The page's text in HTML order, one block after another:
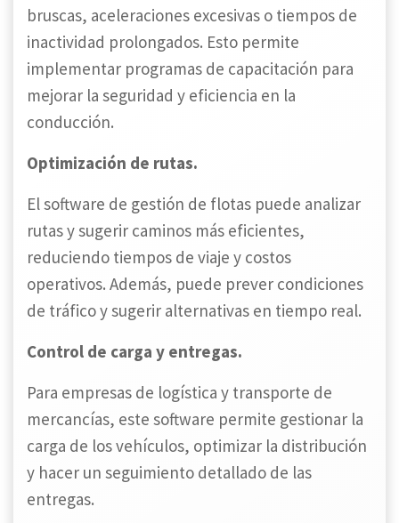
bruscas, aceleraciones excesivas o tiempos de
inactividad prolongados. Esto permite
implementar programas de capacitación para
mejorar la seguridad y eficiencia en la
conducción.
Optimización de rutas.
El software de gestión de flotas puede analizar
rutas y sugerir caminos más eficientes,
reduciendo tiempos de viaje y costos
operativos. Además, puede prever condiciones
de tráfico y sugerir alternativas en tiempo real.
Control de carga y entregas.
Para empresas de logística y transporte de
mercancías, este software permite gestionar la
carga de los vehículos, optimizar la distribución
y hacer un seguimiento detallado de las
entregas.